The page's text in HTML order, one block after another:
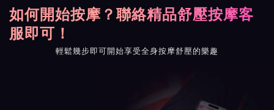
如何開始按摩？聯絡精品舒壓按摩客
服即可！
輕鬆幾步即可開始享受全身按摩舒壓的樂趣